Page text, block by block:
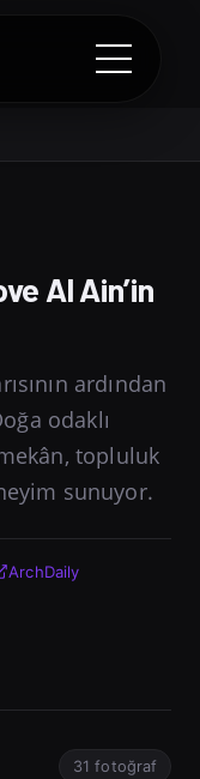
Al Ain’in
ardından
odaklı
topluluk
sunuyor.
ArchDaily
31 fotoğraf